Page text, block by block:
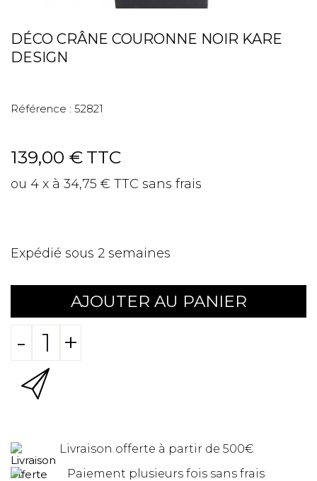
DÉCO CRÂNE COURONNE NOIR KARE
DESIGN
Référence : 52821
139,00 € TTC
ou 4 x à 34,75 € TTC sans frais
Expédié sous 2 semaines
AJOUTER AU PANIER
- +
Livraison offerte à partir de 500€
Paiement plusieurs fois sans frais